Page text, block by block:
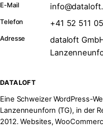
E-Mail
Telefon +41 52 511
Adresse
dataloft
DATALOFT
Eine Schweizer WordPress-
Lanzenneunforn (TG), in der
2012. Websites,